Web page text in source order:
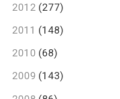
2012 (277)
2011 (148)
2010 (68)
2009 (143)